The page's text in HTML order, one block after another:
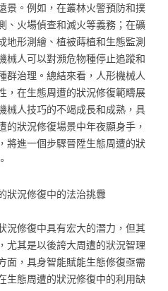
景。例如，在叢林火警預防和撲
、火場偵查和滅火等義務；在礦
地形測繪、植被蒔植和生態監測
械人可以對瀕危物種停止追蹤和
群治理。總結來看，人形機械人
，在生態周遭的狀況修復範疇展
械人技巧的不竭成長和成熟，具
狀況修復場景中年夜顯身手，
將進一個步驟晉陞生態周遭的狀
狀況修復中的法治挑釁
況修復中具有宏大的潛力，但其
尤其是以後誇大周遭的狀況智理
面，具身智能賦能生態修復亟需
生態周遭的狀況修復中的利用缺